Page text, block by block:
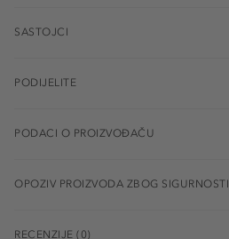
SASTOJCI
PODIJELITE
PODACI O PROIZVOĐAČU
OPOZIV PROIZVODA ZBOG SIGURNOSTI
RECENZIJE (0)